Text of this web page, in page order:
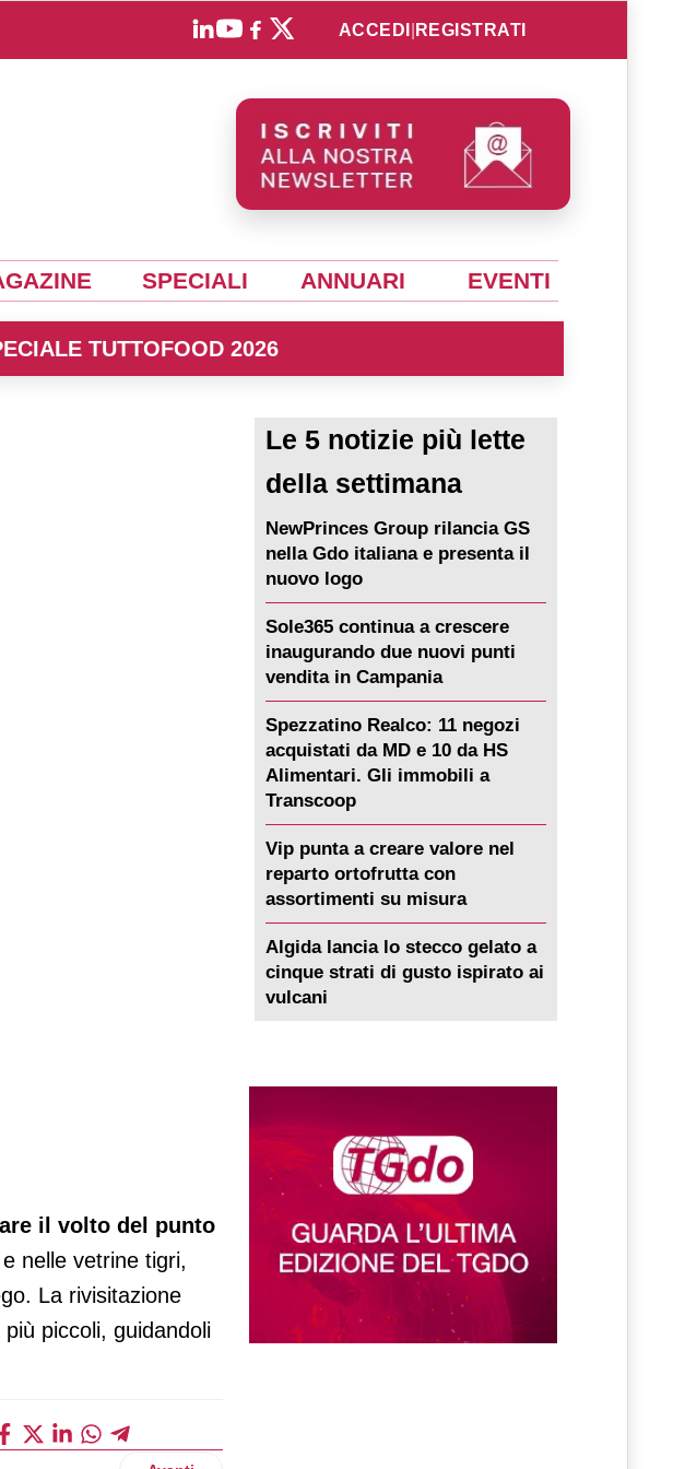
ACCEDI REGISTRATI
SPECIALI ANNUARI EVENTI
TUTTOFOOD 2026
il volto del punto
nelle vetrine tigri,
La rivisitazione
piccoli, guidandoli
Le 5 notizie più lette
della settimana
NewPrinces Group rilancia GS
nella Gdo italiana e presenta il
nuovo logo
Sole365 continua a crescere
inaugurando due nuovi punti
vendita in Campania
Spezzatino Realco: 11 negozi
acquistati da MD e 10 da HS
Alimentari. Gli immobili a
Transcoop
Vip punta a creare valore nel
reparto ortofrutta con
assortimenti su misura
Algida lancia lo stecco gelato a
cinque strati di gusto ispirato ai
vulcani